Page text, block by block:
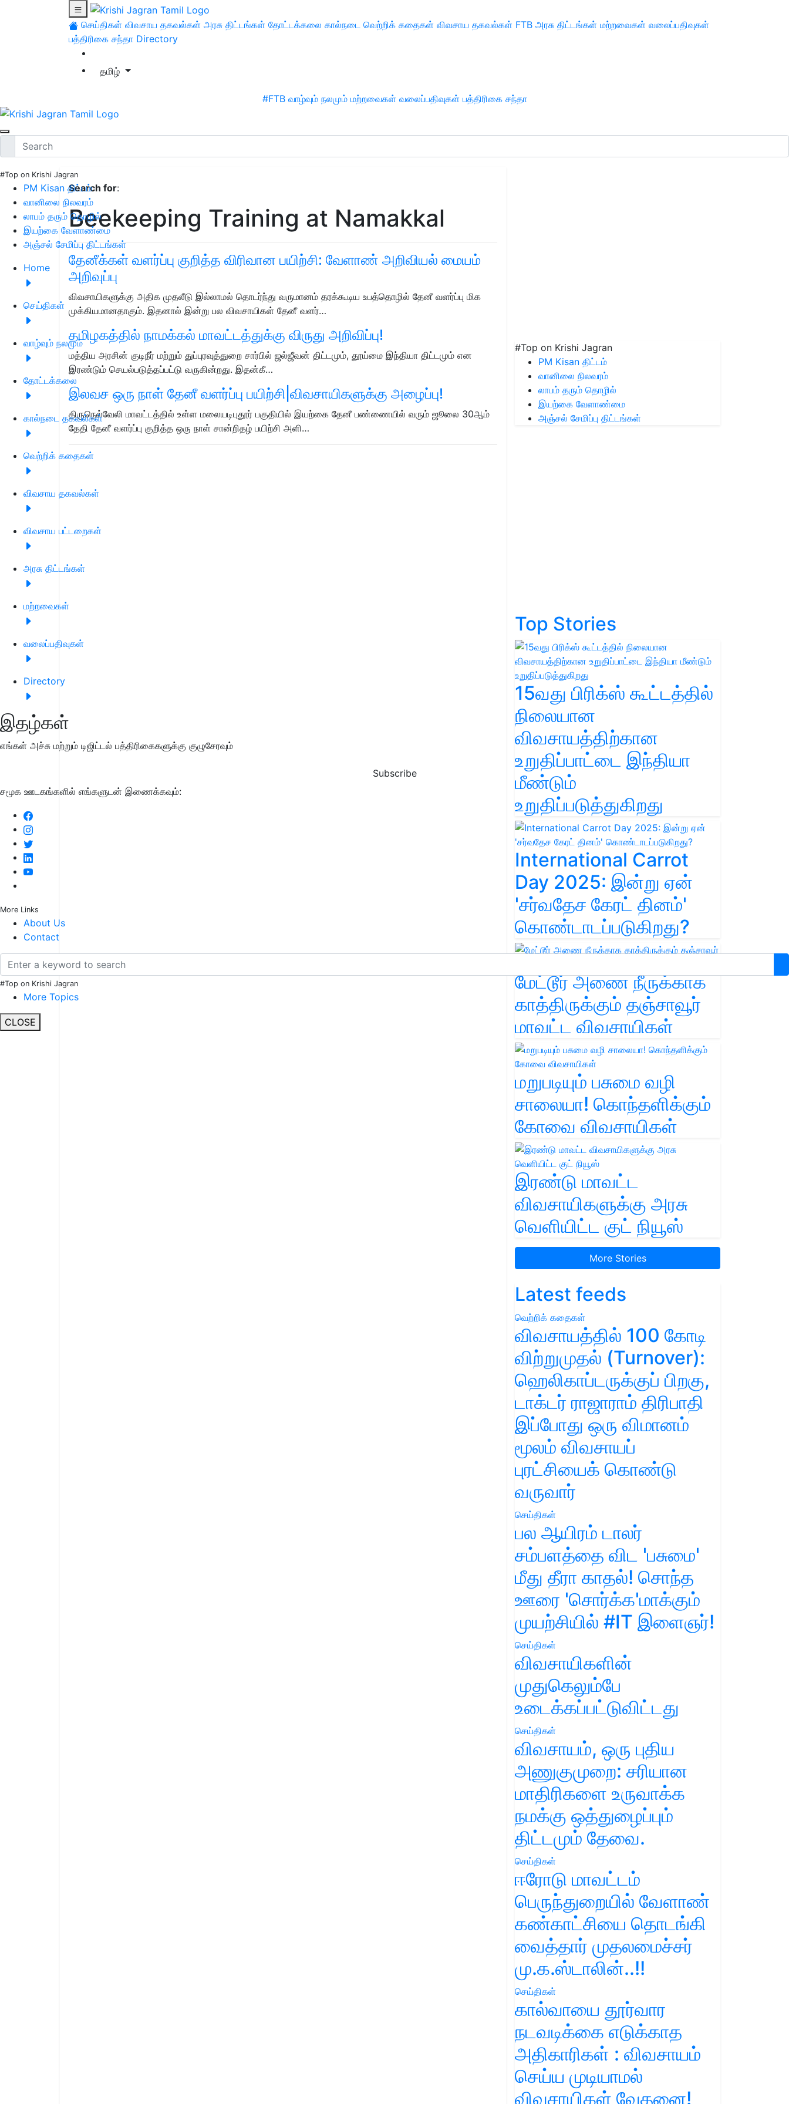
செய்திகள் விவசாய தகவல்கள் அரசு திட்டங்கள் தோட்டக்கலை கால்நடை வெற்றிக் கதைகள் விவசாய தகவல்கள் FTB அரசு திட்டங்கள் மற்றவைகள் வலைப்பதிவுகள்
பத்திரிகை சந்தா Directory
தமிழ்
#FTB வாழ்வும் நலமும் மற்றவைகள் வலைப்பதிவுகள் பத்திரிகை சந்தா
#Top on Krishi Jagran
PM Kisan திட்டம்
வானிலை நிலவரம்
லாபம் தரும் தொழில்
இயற்கை வேளாண்மை
அஞ்சல் சேமிப்பு திட்டங்கள்
Home
செய்திகள்
வாழ்வும் நலமும்
தோட்டக்கலை
கால்நடை தகவல்கள்
வெற்றிக் கதைகள்
விவசாய தகவல்கள்
விவசாய பட்டறைகள்
அரசு திட்டங்கள்
மற்றவைகள்
வலைப்பதிவுகள்
Directory
இதழ்கள்
எங்கள் அச்சு மற்றும் டிஜிட்டல் பத்திரிகைகளுக்கு குழுசேரவும்
Subscribe
சமூக ஊடகங்களில் எங்களுடன் இணைக்கவும்:
More Links
About Us
Contact
#Top on Krishi Jagran
More Topics
CLOSE
Search for:
Beekeeping Training at Namakkal
தேனீக்கள் வளர்ப்பு குறித்த விரிவான பயிற்சி: வேளாண் அறிவியல் மையம்
அறிவுப்பு
விவசாயிகளுக்கு அதிக முதலீடு இல்லாமல் தொடர்ந்து வருமானம் தரக்கூடிய உபத்தொழில் தேனீ வளர்ப்பு மிக
முக்கியமானதாகும். இதனால் இன்று பல விவசாயிகள் தேனீ வளர்…
தமிழகத்தில் நாமக்கல் மாவட்டத்துக்கு விருது அறிவிப்பு!
மத்திய அரசின் குடிநீர் மற்றும் துப்புரவுத்துறை சார்பில் ஜல்ஜீவன் திட்டமும், தூய்மை இந்தியா திட்டமும் என
இரண்டும் செயல்படுத்தப்பட்டு வருகின்றது. இதன்கீ…
இலவச ஒரு நாள் தேனீ வளர்ப்பு பயிற்சி|விவசாயிகளுக்கு அழைப்பு!
திருநெல்வேலி மாவட்டத்தில் உள்ள மலையடிபுதூர் பகுதியில் இயற்கை தேனீ பண்ணையில் வரும் ஜூலை 30ஆம்
தேதி தேனீ வளர்ப்பு குறித்த ஒரு நாள் சான்றிதழ் பயிற்சி அளி…
#Top on Krishi Jagran
PM Kisan திட்டம்
வானிலை நிலவரம்
லாபம் தரும் தொழில்
இயற்கை வேளாண்மை
அஞ்சல் சேமிப்பு திட்டங்கள்
Top Stories
15வது பிரிக்ஸ் கூட்டத்தில்
நிலையான
விவசாயத்திற்கான
உறுதிப்பாட்டை இந்தியா
மீண்டும்
உறுதிப்படுத்துகிறது
International Carrot
Day 2025: இன்று ஏன்
'சர்வதேச கேரட் தினம்'
கொண்டாடப்படுகிறது?
மேட்டூர் அணை நீருக்காக
காத்திருக்கும் தஞ்சாவூர்
மாவட்ட விவசாயிகள்
மறுபடியும் பசுமை வழி
சாலையா! கொந்தளிக்கும்
கோவை விவசாயிகள்
இரண்டு மாவட்ட
விவசாயிகளுக்கு அரசு
வெளியிட்ட குட் நியூஸ்
More Stories
Latest feeds
வெற்றிக் கதைகள்
விவசாயத்தில் 100 கோடி
விற்றுமுதல் (Turnover):
ஹெலிகாப்டருக்குப் பிறகு,
டாக்டர் ராஜாராம் திரிபாதி
இப்போது ஒரு விமானம்
மூலம் விவசாயப்
புரட்சியைக் கொண்டு
வருவார்
செய்திகள்
பல ஆயிரம் டாலர்
சம்பளத்தை விட 'பசுமை'
மீது தீரா காதல்! சொந்த
ஊரை 'சொர்க்க'மாக்கும்
முயற்சியில் #IT இளைஞர்!
செய்திகள்
விவசாயிகளின்
முதுகெலும்பே
உடைக்கப்பட்டுவிட்டது
செய்திகள்
விவசாயம், ஒரு புதிய
அணுகுமுறை: சரியான
மாதிரிகளை உருவாக்க
நமக்கு ஒத்துழைப்பும்
திட்டமும் தேவை.
செய்திகள்
ஈரோடு மாவட்டம்
பெருந்துறையில் வேளாண்
கண்காட்சியை தொடங்கி
வைத்தார் முதலமைச்சர்
மு.க.ஸ்டாலின்..!!
செய்திகள்
கால்வாயை தூர்வார
நடவடிக்கை எடுக்காத
அதிகாரிகள் : விவசாயம்
செய்ய முடியாமல்
விவசாயிகள் வேதனை!